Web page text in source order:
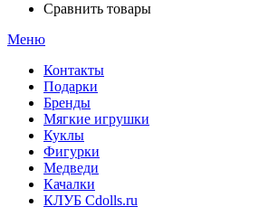
Сравнить товары
Меню
Контакты
Подарки
Бренды
Мягкие игрушки
Куклы
Фигурки
Медведи
Качалки
КЛУБ Cdolls.ru